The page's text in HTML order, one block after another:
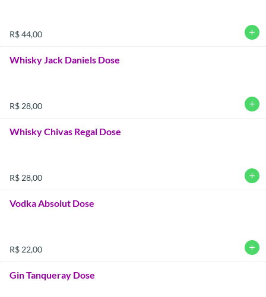
R$ 44,00 add
Whisky Jack Daniels Dose
R$ 28,00 add
Whisky Chivas Regal Dose
R$ 28,00 add
Vodka Absolut Dose
R$ 22,00 add
Gin Tanqueray Dose